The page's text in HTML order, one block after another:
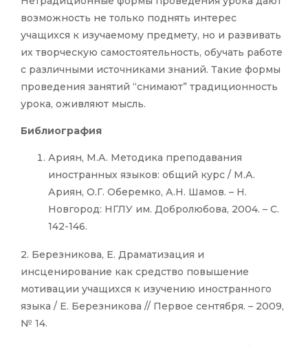
возможность не только поднять интерес
учащихся к изучаемому предмету, но и развивать
их творческую самостоятельность, обучать работе
с различными источниками знаний. Такие формы
проведения занятий “снимают” традиционность
урока, оживляют мысль.
Библиография
Ариян, М.А. Методика преподавания
иностранных языков: общий курс / М.А.
Ариян, О.Г. Оберемко, А.Н. Шамов. – Н.
Новгород: НГЛУ им. Добролюбова, 2004. – С.
142-146.
2. Березникова, Е. Драматизация и
инсценирование как средство повышение
мотивации учащихся к изучению иностранного
языка / Е. Березникова // Первое сентября. – 2009,
№ 14.